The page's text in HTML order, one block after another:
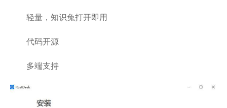
轻量，知识兔打开即用
代码开源
多端支持